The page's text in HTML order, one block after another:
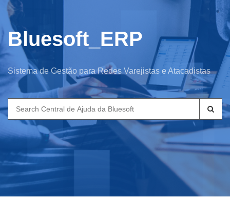
Bluesoft_ERP
Sistema de Gestão para Redes Varejistas e Atacadistas
Search
for: